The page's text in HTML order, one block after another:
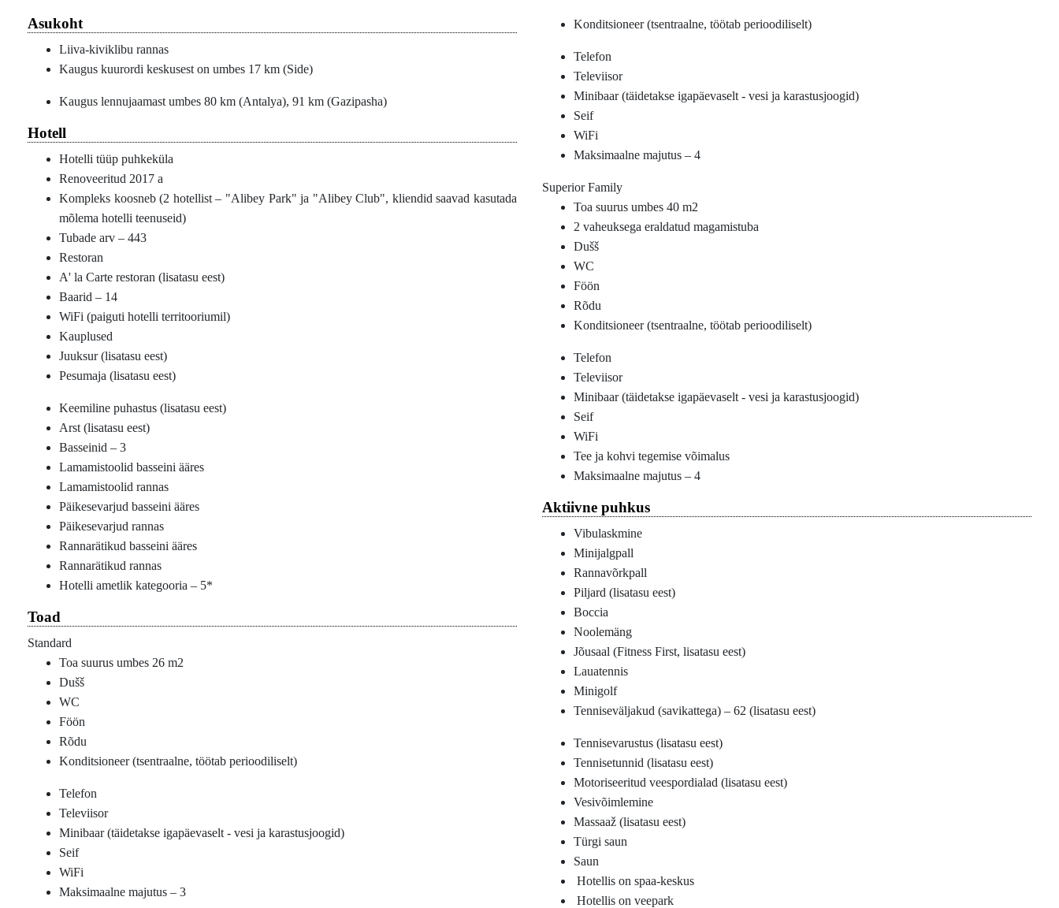
Asukoht
Liiva-kiviklibu rannas
Kaugus kuurordi keskusest on umbes 17 km (Side)
Kaugus lennujaamast umbes 80 km (Antalya), 91 km (Gazipasha)
Hotell
Hotelli tüüp puhkeküla
Renoveeritud 2017 a
Kompleks koosneb (2 hotellist – "Alibey Park" ja "Alibey Club", kliendid saavad kasutada
mõlema hotelli teenuseid)
Tubade arv – 443
Restoran
A' la Carte restoran (lisatasu eest)
Baarid – 14
WiFi (paiguti hotelli territooriumil)
Kauplused
Juuksur (lisatasu eest)
Pesumaja (lisatasu eest)
Keemiline puhastus (lisatasu eest)
Arst (lisatasu eest)
Basseinid – 3
Lamamistoolid basseini ääres
Lamamistoolid rannas
Päikesevarjud basseini ääres
Päikesevarjud rannas
Rannarätikud basseini ääres
Rannarätikud rannas
Hotelli ametlik kategooria – 5*
Toad
Standard
Toa suurus umbes 26 m2
Dušš
WC
Föön
Rõdu
Konditsioneer (tsentraalne, töötab perioodiliselt)
Telefon
Televiisor
Minibaar (täidetakse igapäevaselt - vesi ja karastusjoogid)
Seif
WiFi
Maksimaalne majutus – 3
Konditsioneer (tsentraalne, töötab perioodiliselt)
Telefon
Televiisor
Minibaar (täidetakse igapäevaselt - vesi ja karastusjoogid)
Seif
WiFi
Maksimaalne majutus – 4
Superior Family
Toa suurus umbes 40 m2
2 vaheuksega eraldatud magamistuba
Dušš
WC
Föön
Rõdu
Konditsioneer (tsentraalne, töötab perioodiliselt)
Telefon
Televiisor
Minibaar (täidetakse igapäevaselt - vesi ja karastusjoogid)
Seif
WiFi
Tee ja kohvi tegemise võimalus
Maksimaalne majutus – 4
Aktiivne puhkus
Vibulaskmine
Minijalgpall
Rannavõrkpall
Piljard (lisatasu eest)
Boccia
Noolemäng
Jõusaal (Fitness First, lisatasu eest)
Lauatennis
Minigolf
Tenniseväljakud (savikattega) – 62 (lisatasu eest)
Tennisevarustus (lisatasu eest)
Tennisetunnid (lisatasu eest)
Motoriseeritud veespordialad (lisatasu eest)
Vesivõimlemine
Massaaž (lisatasu eest)
Türgi saun
Saun
Hotellis on spaa-keskus
Hotellis on veepark